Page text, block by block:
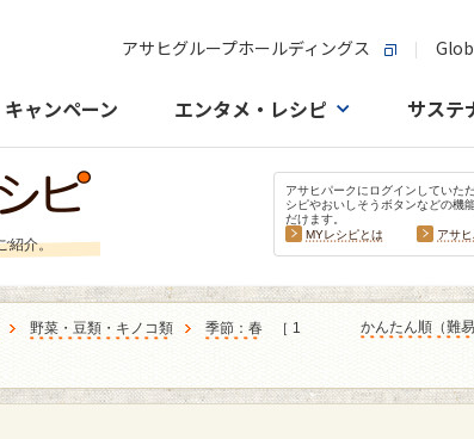
アサヒグループホールディングス
キャンペーン エンタメ・レシピ サステ
紹介。
アサヒパークにログインしていた
シピやおいしそうボタンなどの機
だけます。
MYレシピとは
アサ
野菜・豆類・キノコ類 季節：春
［ 1
かんたん順（難易